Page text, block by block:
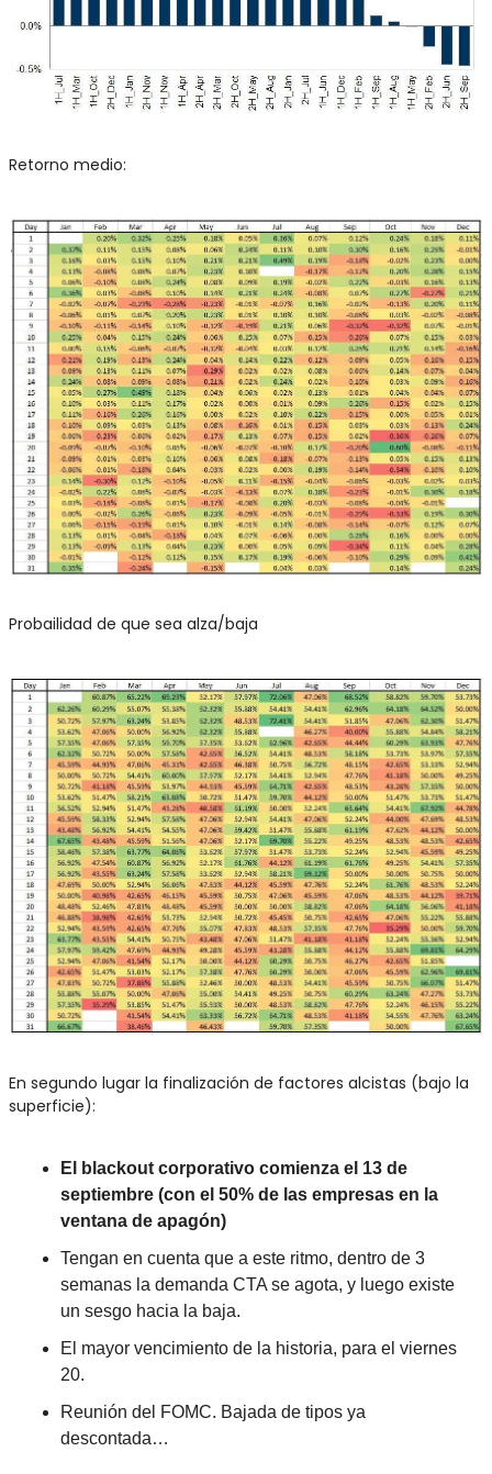
Retorno medio:
Probailidad de que sea alza/baja
En segundo lugar la finalización de factores alcistas (bajo la
superficie):
El blackout corporativo comienza el 13 de
septiembre (con el 50% de las empresas en la
ventana de apagón)
Tengan en cuenta que a este ritmo, dentro de 3
semanas la demanda CTA se agota, y luego existe
un sesgo hacia la baja.
El mayor vencimiento de la historia, para el viernes
20.
Reunión del FOMC. Bajada de tipos ya
descontada…